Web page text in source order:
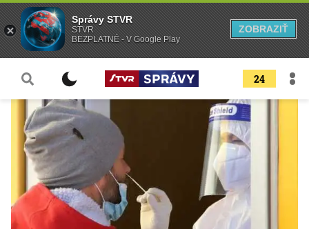
24
Správy STVR
STVR
BEZPLATNÉ - V Google Play
ZOBRAZIŤ